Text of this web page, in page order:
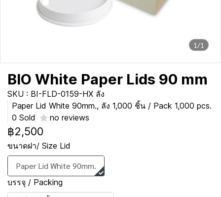
1/1
BIO White Paper Lids 90 mm
SKU : BI-FLD-0159-HX ลัง
Paper Lid White 90mm., ลัง 1,000 ชิ้น / Pack 1,000 pcs.
0 Sold
no reviews
฿2,500
ขนาดฝา/ Size Lid
Paper Lid White 90mm.
บรรจุ / Packing